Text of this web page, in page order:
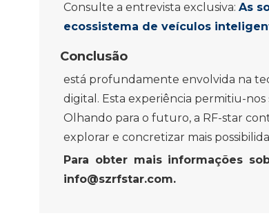
Consulte a entrevista exclusiva: As
ecossistema de veículos
Conclusão
está profundamente envolvida na
digital. Esta experiência permitiu-nos
Olhando para o futuro, a RF-star
explorar e concretizar mais
Para obter mais informações
info@szrfstar.com.